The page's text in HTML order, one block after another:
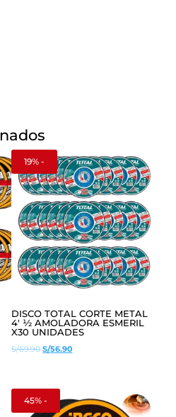
19% -
DISCO TOTAL CORTE METAL
4′ ½ AMOLADORA ESMERIL
X30 UNIDADES
S/69.90El
S/69.90.
S/56.90El
S/56.90.
45% -